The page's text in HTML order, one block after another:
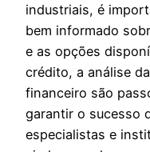
industriais, é
bem informado
e as opções
crédito, a análise
financeiro são
garantir o sucesso
especialistas e